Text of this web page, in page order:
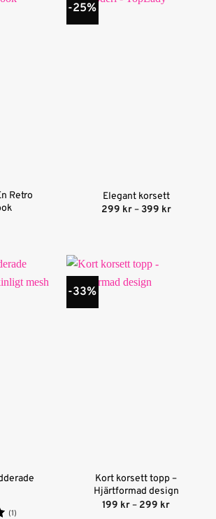
Retro
-25%
Elegant korsett
299 kr – 399 kr
(1)
-33%
Kort korsett topp –
Hjärtformad design
199 kr– 299 kr